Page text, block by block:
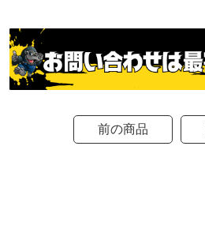
前の商品